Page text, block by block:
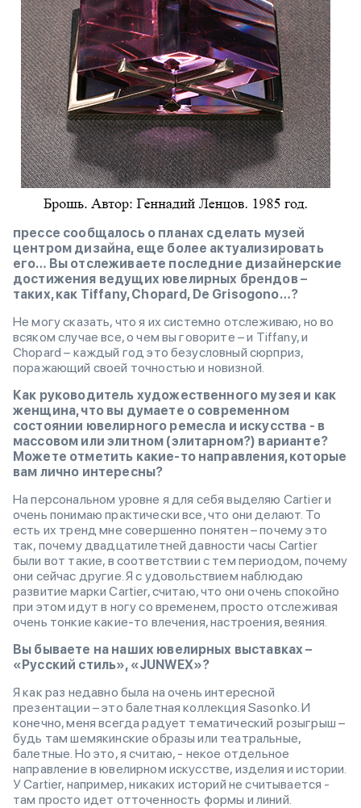
прессе сообщалось о планах сделать музей
центром дизайна, еще более актуализировать
его… Вы отслеживаете последние дизайнерские
достижения ведущих ювелирных брендов –
таких, как Tiffany, Chopard, De Grisogono…?
Не могу сказать, что я их системно отслеживаю, но во
всяком случае все, о чем вы говорите – и Tiffany, и
Chopard – каждый год это безусловный сюрприз,
поражающий своей точностью и новизной.
Как руководитель художественного музея и как
женщина, что вы думаете о современном
состоянии ювелирного ремесла и искусства - в
массовом или элитном (элитарном?) варианте?
Можете отметить какие-то направления, которые
вам лично интересны?
На персональном уровне я для себя выделяю Cartier и
очень понимаю практически все, что они делают. То
есть их тренд мне совершенно понятен – почему это
так, почему двадцатилетней давности часы Cartier
были вот такие, в соответствии с тем периодом, почему
они сейчас другие. Я с удовольствием наблюдаю
развитие марки Cartier, считаю, что они очень спокойно
при этом идут в ногу со временем, просто отслеживая
очень тонкие какие-то влечения, настроения, веяния.
Вы бываете на наших ювелирных выставках –
«Русский стиль», «JUNWEX»?
Я как раз недавно была на очень интересной
презентации – это балетная коллекция Sasonko. И
конечно, меня всегда радует тематический розыгрыш –
будь там шемякинские образы или театральные,
балетные. Но это, я считаю, - некое отдельное
направление в ювелирном искусстве, изделия и истории.
У Cartier, например, никаких историй не считывается -
там просто идет отточенность формы и линий.